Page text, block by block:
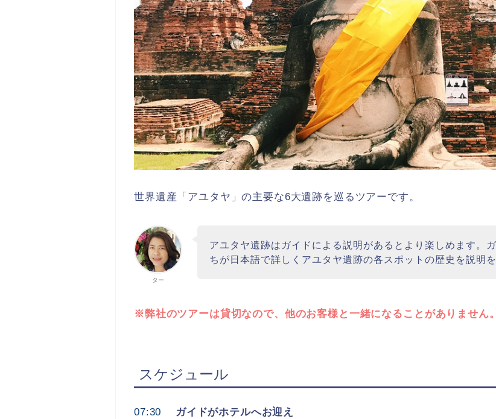
世界遺産「アユタヤ」の主要な6大遺跡を巡るツアーです。
ター
アユタヤ遺跡はガイドによる説明があるとより楽しめます。
ちが日本語で詳しくアユタヤ遺跡の各スポットの歴史を説明を
※弊社のツアーは貸切なので、他のお客様と一緒になることがありません。
スケジュール
07:30
ガイドがホテルへお迎え